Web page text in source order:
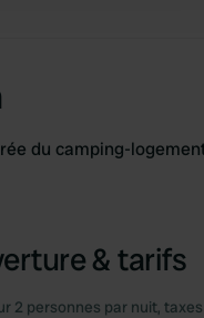
du camping-
& tarifs
2 personnes par nuit,